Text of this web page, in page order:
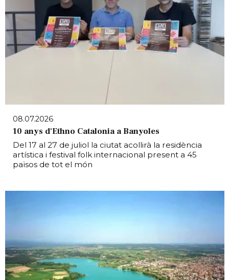
08.07.2026
10 anys d'Ethno Catalonia a Banyoles
Del 17 al 27 de juliol la ciutat acollirà la residència
artística i festival folk internacional present a 45
països de tot el món